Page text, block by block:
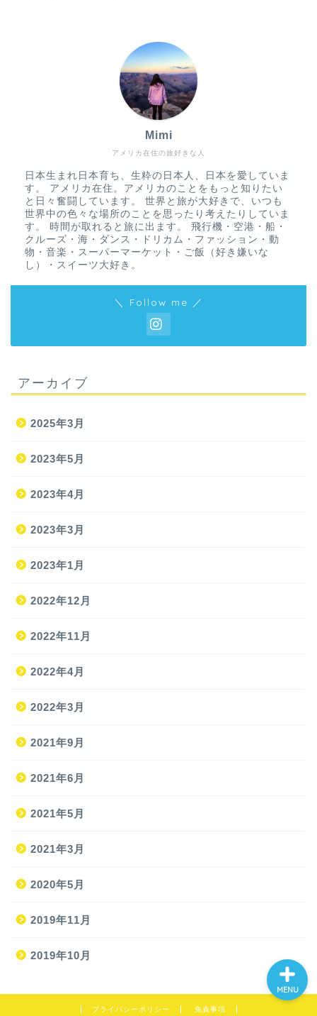
アメリカ在住の旅好きな人
Mimi
日本生まれ日本育ち、生粋の日本人、日本を愛していま
す。 アメリカ在住。アメリカのことをもっと知りたい
と日々奮闘しています。 世界と旅が大好きで、いつも
世界中の色々な場所のことを思ったり考えたりしていま
す。 時間が取れると旅に出ます。 飛行機・空港・船・
クルーズ・海・ダンス・ドリカム・ファッション・動
物・音楽・スーパーマーケット・ご飯（好き嫌いな
し）・スイーツ大好き。
＼ Follow me ／
アーカイブ
2025年3月
2023年5月
2023年4月
2023年3月
2023年1月
2022年12月
2022年11月
2022年4月
2022年3月
2021年9月
2021年6月
2021年5月
2021年3月
2020年5月
2019年11月
2019年10月
プライバシーポリシー 免責事項
MENU